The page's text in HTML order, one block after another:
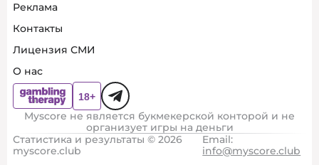
Реклама
Контакты
Лицензия СМИ
О нас
Myscore не является букмекерской конторой и не
организует игры на деньги
Статистика и результаты © 2026
myscore.club
Email:
info@myscore.club